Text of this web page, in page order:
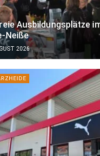
Ausbildungsplätze
Neiße
2026